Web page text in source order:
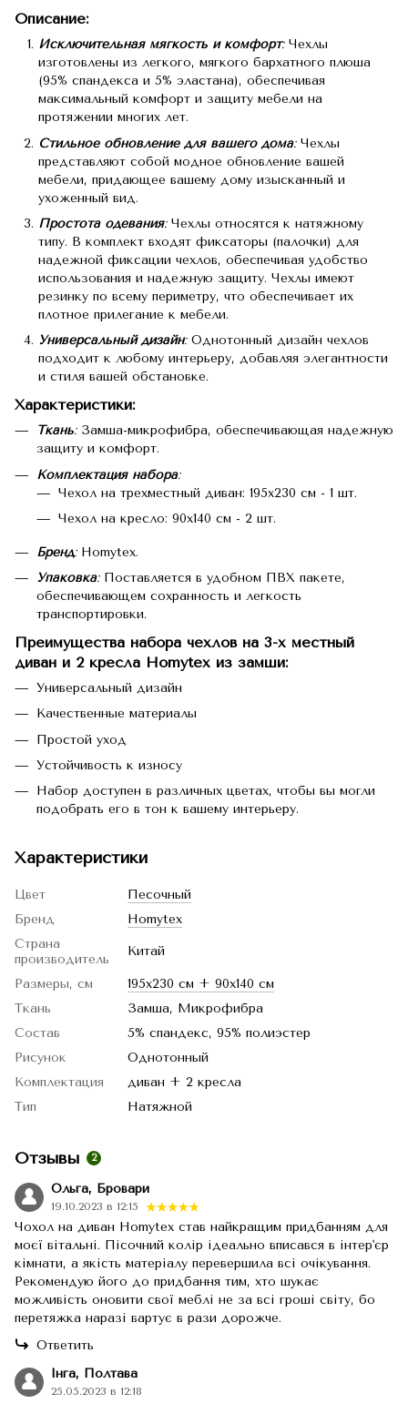
Описание:
Исключительная мягкость и комфорт:Чехлы
изготовлены из легкого, мягкого бархатного плюша
(95% спандекса и 5% эластана), обеспечивая
максимальный комфорт и защиту мебели на
протяжении многих лет.
Стильное обновление для вашего дома:Чехлы
представляют собой модное обновление вашей
мебели, придающее вашему дому изысканный и
ухоженный вид.
Простота одевания:Чехлы относятся к натяжному
типу. В комплект входят фиксаторы (палочки) для
надежной фиксации чехлов, обеспечивая удобство
использования и надежную защиту. Чехлы имеют
резинку по всему периметру, что обеспечивает их
плотное прилегание к мебели.
Универсальный дизайн:Однотонный дизайн чехлов
подходит к любому интерьеру, добавляя элегантности
и стиля вашей обстановке.
Характеристики:
Ткань:Замша-микрофибра, обеспечивающая надежную
защиту и комфорт.
Комплектация набора:
Чехол на трехместный диван: 195х230 см - 1 шт.
Чехол на кресло: 90х140 см - 2 шт.
Бренд:Homytex.
Упаковка:Поставляется в удобном ПВХ пакете,
обеспечивающем сохранность и легкость
транспортировки.
Преимущества набора чехлов на 3-х местный
диван и 2 кресла Homytex из замши:
Универсальный дизайн
Качественные материалы
Простой уход
Устойчивость к износу
Набор доступен в различных цветах, чтобы вы могли
подобрать его в тон к вашему интерьеру.
Характеристики
Цвет
Песочный
Бренд
Homytex
Страна
производитель
Китай
Размеры, см
195x230 см + 90x140 см
Ткань
Замша, Микрофибра
Состав
5% спандекс, 95% полиэстер
Рисунок
Однотонный
Комплектация
диван + 2 кресла
Тип
Натяжной
Отзывы 2
Ольга, Бровари
19.10.2023 в 12:15
Чохол на диван Homytex став найкращим придбанням для
моєї вітальні. Пісочний колір ідеально вписався в інтер'єр
кімнати, а якість матеріалу перевершила всі очікування.
Рекомендую його до придбання тим, хто шукає
можливість оновити свої меблі не за всі гроші світу, бо
перетяжка наразі вартує в рази дорожче.
Ответить
Інга, Полтава
25.05.2023 в 12:18